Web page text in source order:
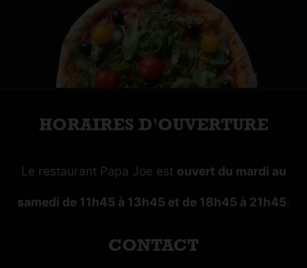
HORAIRES D'OUVERTURE
Le restaurant Papa Joe est ouvert du mardi au
samedi de 11h45 à 13h45 et de 18h45 à 21h45.
CONTACT